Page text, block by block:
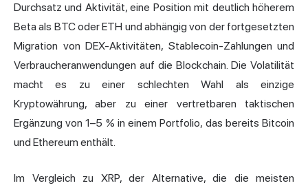
Durchsatz und Aktivität, eine Position mit deutlich höherem
Beta als BTC oder ETH und abhängig von der fortgesetzten
Migration von DEX-Aktivitäten, Stablecoin-Zahlungen und
Verbraucheranwendungen auf die Blockchain. Die Volatilität
macht es zu einer schlechten Wahl als einzige
Kryptowährung, aber zu einer vertretbaren taktischen
Ergänzung von 1–5 % in einem Portfolio, das bereits Bitcoin
und Ethereum enthält.
Im Vergleich zu XRP, der Alternative, die die meisten